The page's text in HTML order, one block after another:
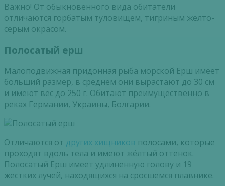
Важно! От обыкновенного вида обитатели
отличаются горбатым туловищем, тигриным желто-
серым окрасом.
Полосатый ерш
Малоподвижная придонная рыба морской Ерш имеет
больший размер, в среднем они вырастают до 30 см
и имеют вес до 250 г. Обитают преимущественно в
реках Германии, Украины, Болгарии.
Отличаются от других хищников полосами, которые
проходят вдоль тела и имеют жёлтый оттенок.
Полосатый Ерш имеет удлиненную голову и 19
жестких лучей, находящихся на сросшемся плавнике.